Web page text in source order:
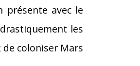
présente avec le
les
coloniser Mars